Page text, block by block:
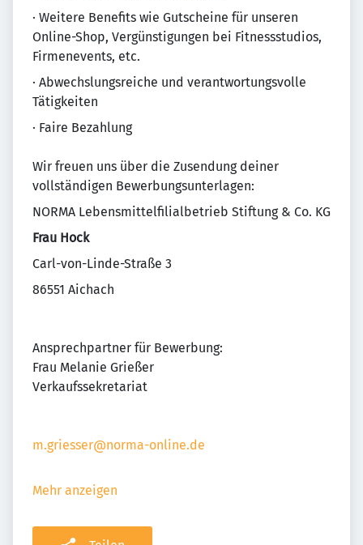
· Weitere Benefits wie Gutscheine für unseren
Online-Shop, Vergünstigungen bei Fitnessstudios,
Firmenevents, etc.
· Abwechslungsreiche und verantwortungsvolle
Tätigkeiten
· Faire Bezahlung
Wir freuen uns über die Zusendung deiner
vollständigen Bewerbungsunterlagen:
NORMA Lebensmittelfilialbetrieb Stiftung & Co. KG
Frau Hock
Carl-von-Linde-Straße 3
86551 Aichach
Ansprechpartner für Bewerbung:
Frau Melanie Grießer
Verkaufssekretariat
m.griesser@norma-online.de
Mehr anzeigen